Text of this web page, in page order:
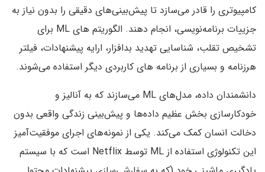
کامپیوتری را قادر می‌سازد تا پیش‌بینی‌های دقیقی را بدون نیاز به
جزییات برنامه‌نویسی، انجام دهند. الگوریتم های ML برای
تشخیص تقلب، شناسایی تهدید بدافزار، ارایه پیشنهادات، فیلتر
هرزنامه و بسیاری از برنامه های کاربردی دیگر استفاده می‌شوند.
دانشمندان داده، مدل‌های ML می‌سازند که به آنالیز و
خودکارسازی بخش عظیم داده‌ها و پیش‌بینی زندگی واقعی بدون
دخالت انسان کمک می‌کند. یکی از نمونه‌های اجرای موفقیت‌آمیز
این تکنولوژی استفاده از ML توسط Netflix است که با سیستم